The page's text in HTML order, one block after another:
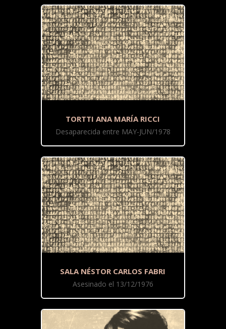
TORTTI ANA MARÍA RICCI
Desaparecida entre MAY-JUN/1978
SALA NÉSTOR CARLOS FABRI
Asesinado el 13/12/1976